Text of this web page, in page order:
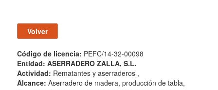
Código de licencia: PEFC/14-32-00098
Entidad: ASERRADERO ZALLA, S.L.
Actividad: Rematantes y aserraderos ,
Alcance: Aserradero de madera, producción de tabla,